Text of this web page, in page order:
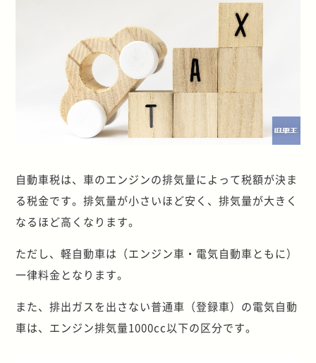
自動車税は、車のエンジンの排気量によって税額が決ま
る税金です。排気量が小さいほど安く、排気量が大きく
なるほど高くなります。
ただし、軽自動車は（エンジン車・電気自動車ともに）
一律料金となります。
また、排出ガスを出さない普通車（登録車）の電気自動
車は、エンジン排気量1000cc以下の区分です。